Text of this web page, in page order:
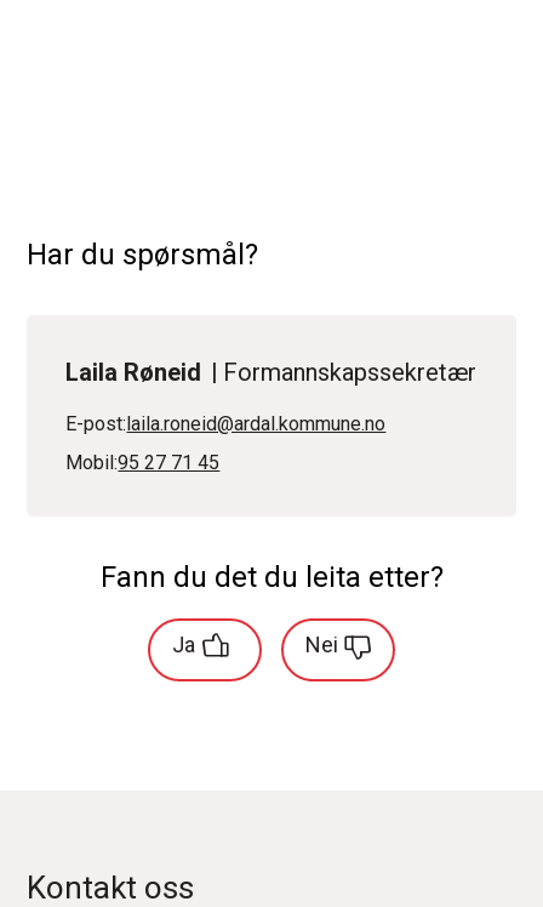
Har du spørsmål?
Laila Røneid Formannskapssekretær
E-postlaila.roneid@ardal.kommune.no
Mobil95 27 71 45
Fann du det du leita etter?
Ja Nei
Kontakt oss